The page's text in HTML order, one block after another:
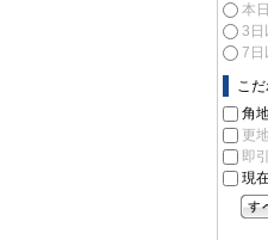
本
3日
7日
こ
角
更
即
現